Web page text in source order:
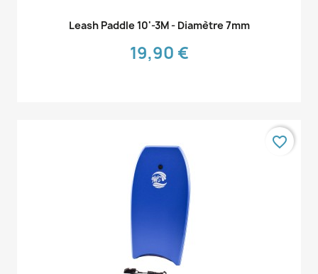
Aperçu rapide
Leash Paddle 10'-3M - Diamètre 7mm
19,90 €
favorite_border